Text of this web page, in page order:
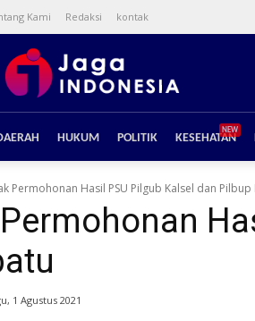
Kami Redaksi kontak
HUKUM POLITIK KESEHATAN
NEW
Permohonan Hasil PSU Pilgub Kalsel dan
1 Agustus 2021